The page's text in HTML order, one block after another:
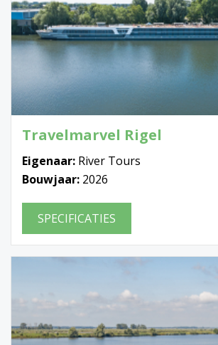
Travelmarvel Rigel
Eigenaar: River Tours
Bouwjaar: 2026
SPECIFICATIES